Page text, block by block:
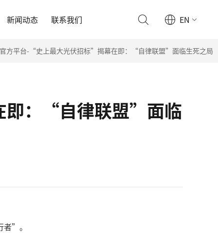
新闻动态 联系我们 EN
方平台-“史上最大光伏招标”揭幕在即：“自律联盟”面临生死之局
即：“自律联盟”面临
者”。